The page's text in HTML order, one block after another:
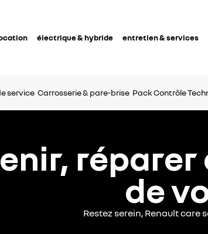
électrique & hybride entretien & services
service Carrosserie & pare-brise Pack Contrôle
de
Restez serein, Renault care